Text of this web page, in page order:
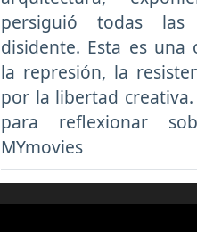
persiguió todas
disidente. Esta es
la represión, la
por la libertad
para reflexionar
MYmovies